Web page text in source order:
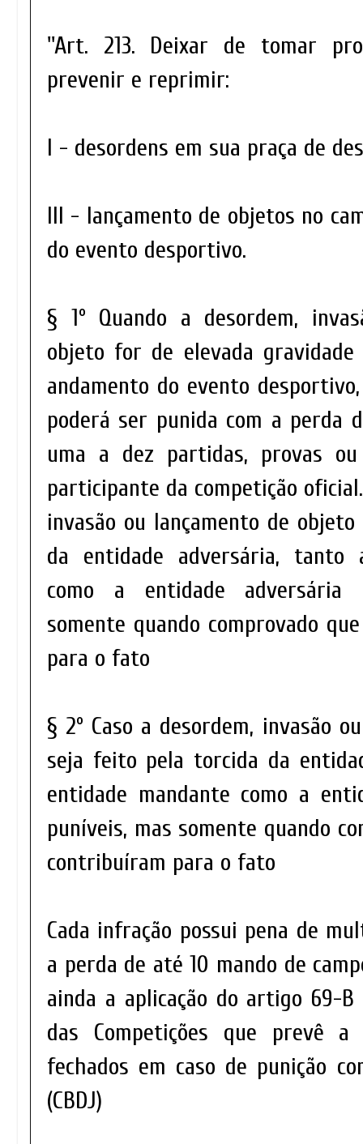
''Art. 213. Deixar de tomar
prevenir e reprimir:
I - desordens em sua praça de
III - lançamento de objetos no
do evento desportivo.
§ 1º Quando a desordem,
objeto for de elevada
andamento do evento
poderá ser punida com a perda
uma a dez partidas, provas ou
participante da competição
invasão ou lançamento de
da entidade adversária, tanto
como a entidade adversária
somente quando comprovado
para o fato
§ 2º Caso a desordem, invasão
seja feito pela torcida da
entidade mandante como a
puníveis, mas somente quando
contribuíram para o fato
Cada infração possui pena de
a perda de até 10 mando de
ainda a aplicação do artigo 69-B
das Competições que prevê a
fechados em caso de punição
(CBDJ)